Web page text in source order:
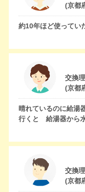
(京都
約10年ほど使ってい
交換
(京都
晴れているのに給湯
行くと 給湯器から水
交換
(京都